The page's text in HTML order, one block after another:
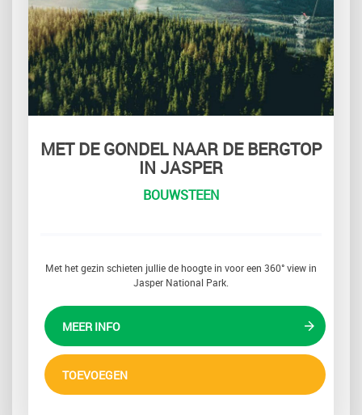
MET DE GONDEL NAAR DE BERGTOP
IN JASPER
BOUWSTEEN
Met het gezin schieten jullie de hoogte in voor een 360° view in
Jasper National Park.
MEER INFO
TOEVOEGEN